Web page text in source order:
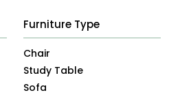
Furniture Type
Chair
Study Table
Sofa